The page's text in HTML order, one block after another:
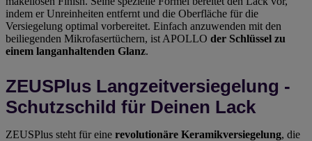
indem er Unreinheiten entfernt und die Oberfläche für die
Versiegelung optimal vorbereitet. Einfach anzuwenden mit den
beiliegenden Mikrofasertüchern, ist APOLLO der Schlüssel zu
einem langanhaltenden Glanz.
ZEUSPlus Langzeitversiegelung -
Schutzschild für Deinen Lack
ZEUSPlus steht für eine revolutionäre Keramikversiegelung, die